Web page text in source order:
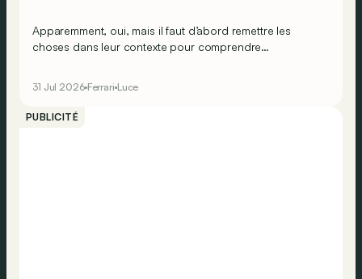
Apparemment, oui, mais il faut d’abord remettre les
choses dans leur contexte pour comprendre
31 Jul 2026 Ferrari Luce
PUBLICITÉ